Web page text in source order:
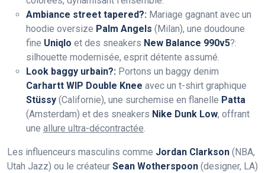
Ambiance street tapered?: Mariage gagnant avec un
hoodie oversize Palm Angels (Milan), une doudoune
fine Uniqlo et des sneakers New Balance 990v5?:
silhouette modernisée, esprit détente assumé.
Look baggy urbain?: Portons un baggy denim
Carhartt WIP Double Knee avec un t-shirt graphique
Stüssy (Californie), une surchemise en flanelle Patta
(Amsterdam) et des sneakers Nike Dunk Low, offrant
une allure ultra-décontractée.
Les influenceurs masculins comme Jordan Clarkson (NBA,
Utah Jazz) ou le créateur Sean Wotherspoon (designer, LA)